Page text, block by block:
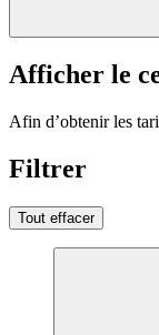
Afficher le
Afin d’obtenir les
Filtrer
Tout effacer